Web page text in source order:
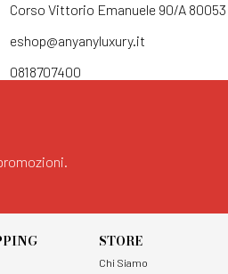
Corso Vittorio Emanuele 90/A
eshop@anyanyluxury.it
0818707400
STORE
Chi Siamo